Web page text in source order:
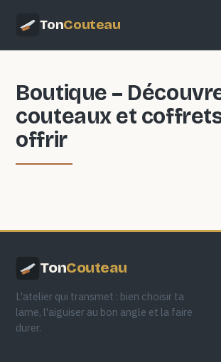
TonCouteau
Boutique –
couteaux et
offrir
TonCouteau
L'atelier qui transmet : bien choisir ta
lame, l'aiguiser au bon angle et la faire
durer.